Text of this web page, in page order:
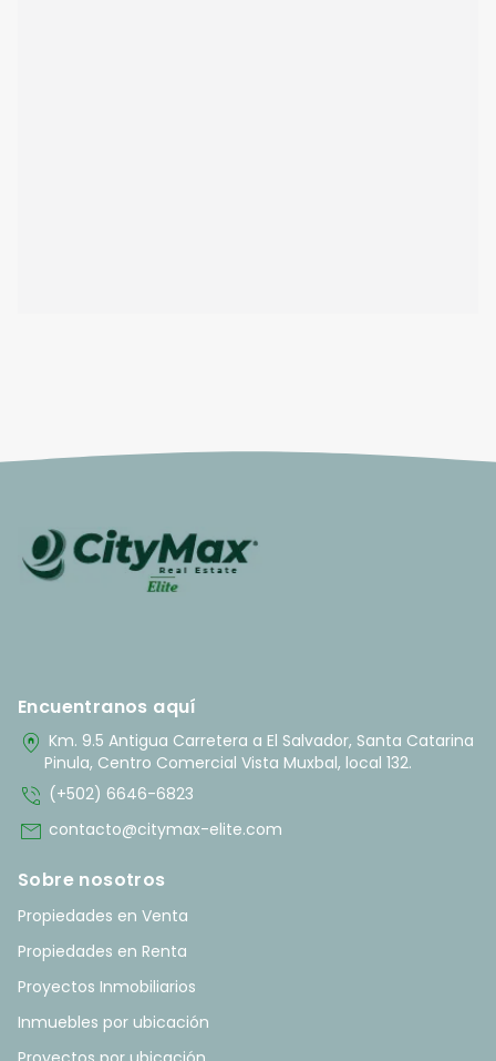
Encuentranos aquí
home_pin Km. 9.5 Antigua Carretera a El Salvador, Santa Catarina
Pinula, Centro Comercial Vista Muxbal, local 132.
phone_in_talk (+502) 6646-6823
mail contacto@citymax-elite.com
Sobre nosotros
Propiedades en Venta
Propiedades en Renta
Proyectos Inmobiliarios
Inmuebles por ubicación